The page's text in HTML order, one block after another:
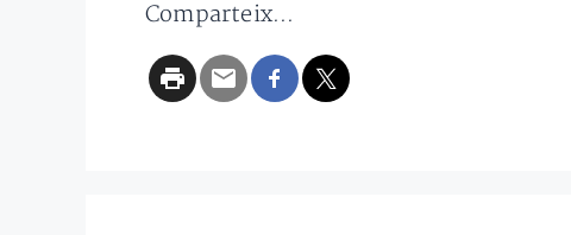
Comparteix...